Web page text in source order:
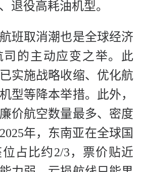
退役高耗油机型。
班取消潮也是全球经济
的主动应变之举。此
实施战略收缩、优化航
型等降本举措。此外，
价航空数量最多、密度
年，东南亚在全球国
占比约2/3，票价贴近